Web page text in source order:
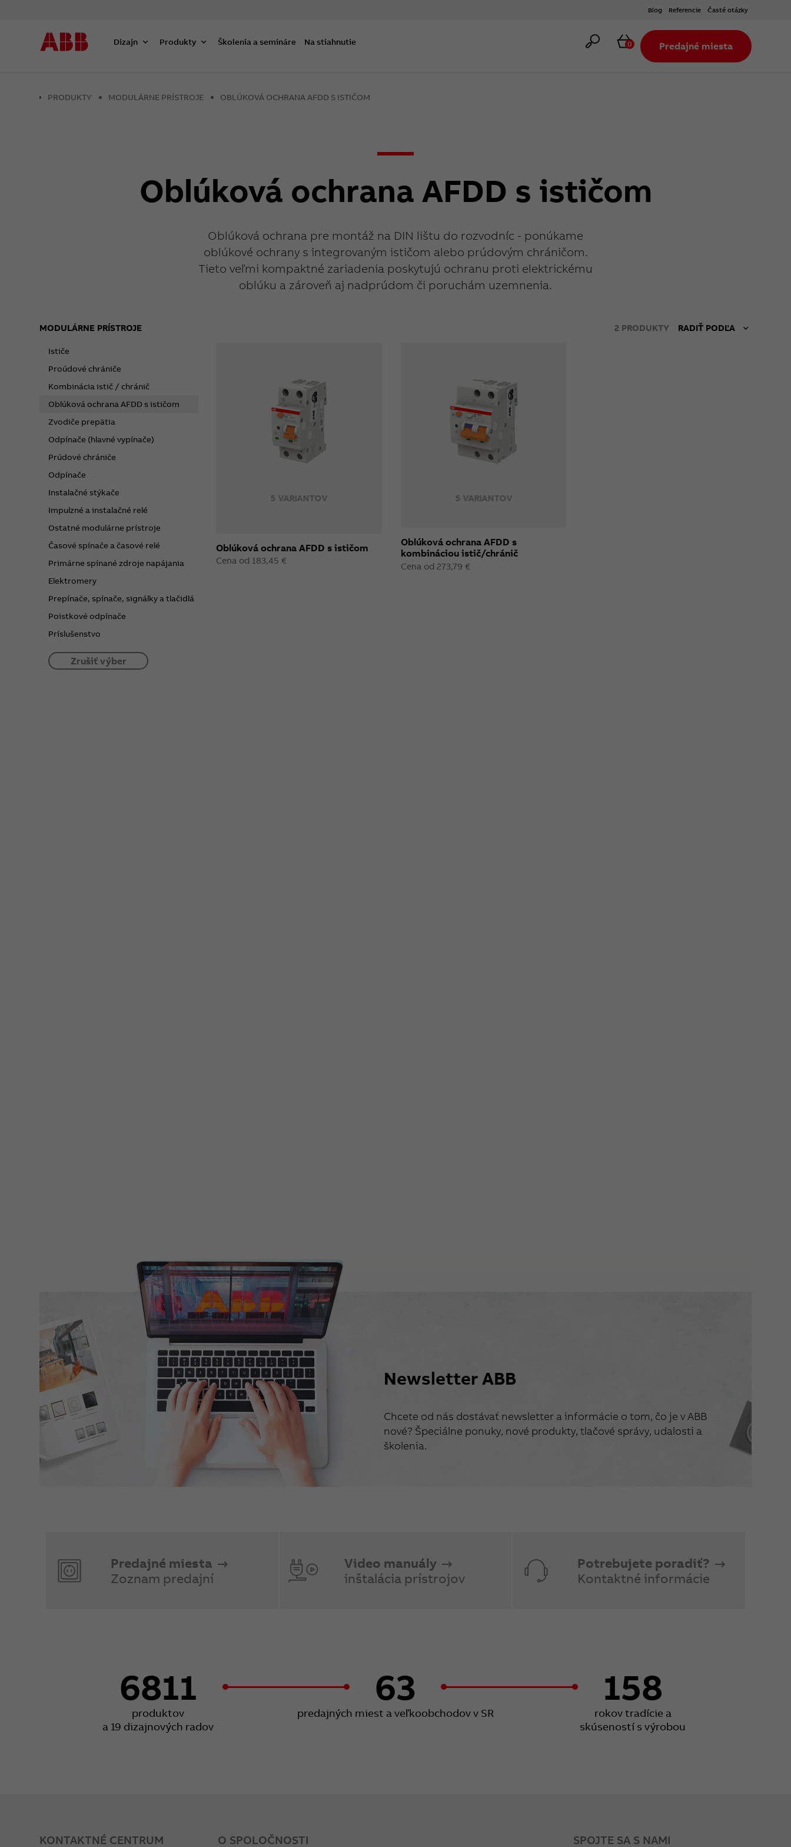
Blog Referencie Časté otázky
Dizajn Produkty Školenia a semináre Na stiahnutie Hľadať Košík
0 Predajné miesta
PRODUKTY MODULÁRNE PRÍSTROJE OBLÚKOVÁ OCHRANA AFDD S ISTIČOM
Oblúková ochrana AFDD s ističom
Oblúková ochrana pre montáž na DIN lištu do rozvodníc - ponúkame
oblúkové ochrany s integrovaným ističom alebo prúdovým chráničom.
Tieto veľmi kompaktné zariadenia poskytujú ochranu proti elektrickému
oblúku a zároveň aj nadprúdom či poruchám uzemnenia.
MODULÁRNE PRÍSTROJE
Ističe
Proúdové chrániče
Kombinácia istič / chránič
Oblúková ochrana AFDD s ističom
Zvodiče prepätia
Odpínače (hlavné vypínače)
Prúdové chrániče
Odpínače
Instalačné stýkače
Impulzné a instalačné relé
Ostatné modulárne prístroje
Časové spínače a časové relé
Primárne spínané zdroje napájania
Elektromery
Prepínače, spínače, signálky a tlačidlá
Poistkové odpínače
Príslušenstvo
Zrušiť výber
2PRODUKTY RADIŤ PODĽA
5 VARIANTOV
Oblúková ochrana AFDD s ističom
Cena od 183,45 €
5 VARIANTOV
Oblúková ochrana AFDD s
kombináciou istič/chránič
Cena od 273,79 €
Newsletter ABB
Chcete od nás dostávať newsletter a informácie o tom, čo je v ABB
nové? Špeciálne ponuky, nové produkty, tlačové správy, udalosti a
školenia.
Predajné miesta
Zoznam predajní
Video manuály
inštalácia prístrojov
Potrebujete poradiť?
Kontaktné informácie
6811
produktov
a 19 dizajnových radov
63
predajných miest a veľkoobchodov v SR
158
rokov tradície a
skúseností s výrobou
KONTAKTNÉ CENTRUM O SPOLOČNOSTI SPOJTE SA S NAMI